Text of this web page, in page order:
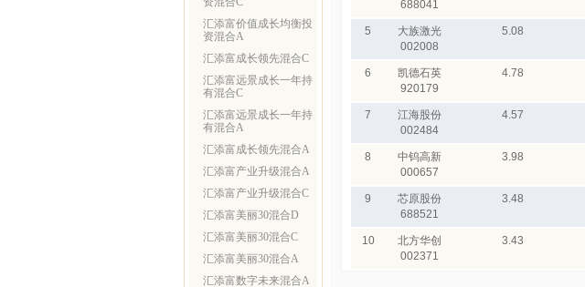
汇添富价值成长均衡投
资混合A
汇添富成长领先混合C
汇添富远景成长一年持
有混合C
汇添富远景成长一年持
有混合A
汇添富成长领先混合A
汇添富产业升级混合A
汇添富产业升级混合C
汇添富美丽30混合D
汇添富美丽30混合C
汇添富美丽30混合A
汇添富数字未来混合A
688041
5
大族激光
002008
5.08
6
凯德石英
920179
4.78
7
江海股份
002484
4.57
8
中钨高新
000657
3.98
9
芯原股份
688521
3.48
10
北方华创
002371
3.43